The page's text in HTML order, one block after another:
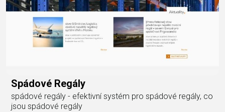
Spádové Regály
spádové regály - efektivní systém pro spádové regály, co
jsou spádové regály